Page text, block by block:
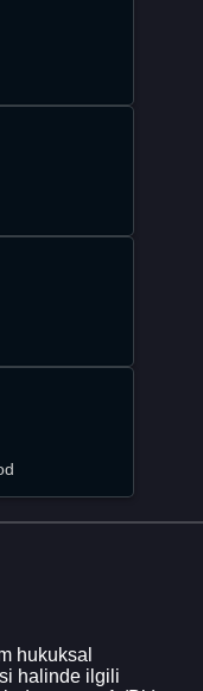
hukuksal
halinde ilgili